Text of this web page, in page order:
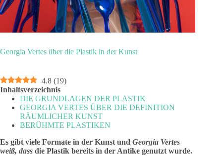
Georgia Vertes über die Plastik in der Kunst
4.8 (19)
Inhaltsverzeichnis
DIE GRUNDLAGEN DER PLASTIK
GEORGIA VERTES ÜBER DIE DEFINITION
RÄUMLICHER KUNST
BERÜHMTE PLASTIKEN
Es gibt viele Formate in der Kunst und Georgia Vertes
weiß, dass die Plastik bereits in der Antike genutzt wurde.